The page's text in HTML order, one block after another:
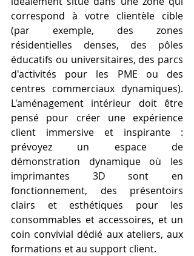
correspond à votre clientèle cible
(par exemple, des zones
résidentielles denses, des pôles
éducatifs ou universitaires, des parcs
d'activités pour les PME ou des
centres commerciaux dynamiques).
L'aménagement intérieur doit être
pensé pour créer une expérience
client immersive et inspirante :
prévoyez un espace de
démonstration dynamique où les
imprimantes 3D sont en
fonctionnement, des présentoirs
clairs et esthétiques pour les
consommables et accessoires, et un
coin convivial dédié aux ateliers, aux
formations et au support client.